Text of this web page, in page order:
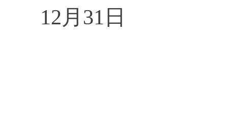
12月31日